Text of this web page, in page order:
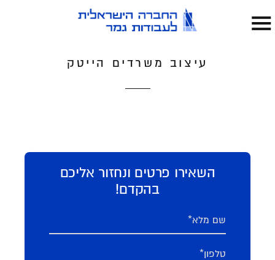
עיצוב משרדים הייטק
השאירו פרטים ונחזור אליכם
בהקדם!